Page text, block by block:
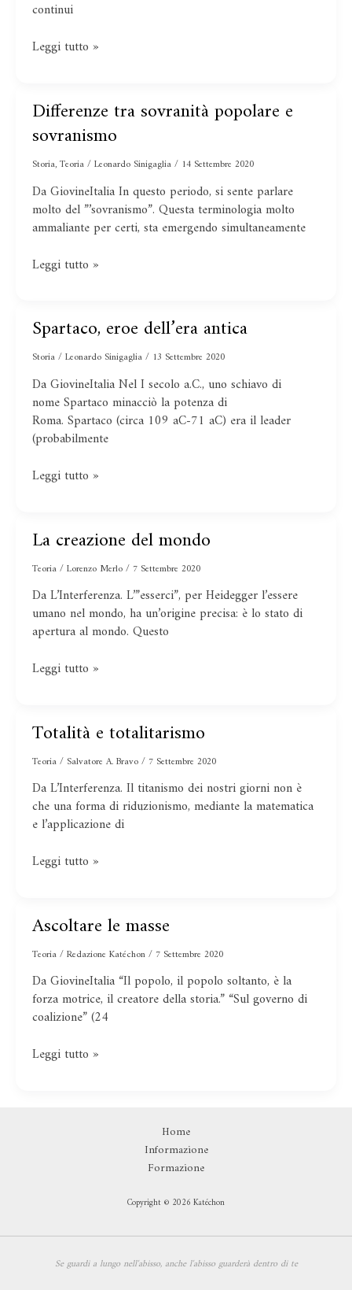
continui
trotzkismo
Leggi tutto »
Differenze tra sovranità popolare e
sovranismo
Storia,Teoria/Leonardo Sinigaglia/ 14 Settembre 2020
Da GiovineItalia In questo periodo, si sente parlare
molto del ”’sovranismo”. Questa terminologia molto
ammaliante per certi, sta emergendo simultaneamente
Differenze
sovranità
popolare
sovranismo
Leggi tutto »
Spartaco, eroe dell’era antica
Storia/Leonardo Sinigaglia/ 13 Settembre 2020
Da GiovineItalia Nel I secolo a.C., uno schiavo di
nome Spartaco minacciò la potenza di
Roma. Spartaco (circa 109 aC-71 aC) era il leader
(probabilmente
Spartaco,
eroe
dell’era
antica
Leggi tutto »
La creazione del mondo
Teoria/Lorenzo Merlo/ 7 Settembre 2020
Da L’Interferenza. L’”esserci”, per Heidegger l’essere
umano nel mondo, ha un’origine precisa: è lo stato di
apertura al mondo. Questo
La
del
mondo
Leggi tutto »
Totalità e totalitarismo
Teoria/ Salvatore A. Bravo/ 7 Settembre 2020
Da L’Interferenza. Il titanismo dei nostri giorni non è
che una forma di riduzionismo, mediante la matematica
e l’applicazione di
Totalità
totalitarismo
Leggi tutto »
Ascoltare le masse
Teoria/Redazione Katéchon/ 7 Settembre 2020
Da GiovineItalia “Il popolo, il popolo soltanto, è la
forza motrice, il creatore della storia.” “Sul governo di
coalizione” (24
Ascoltare
masse
Leggi tutto »
Home
Informazione
Formazione
Copyright © 2026 Katéchon
Se guardi a lungo nell'abisso, anche l'abisso guarderà dentro di te